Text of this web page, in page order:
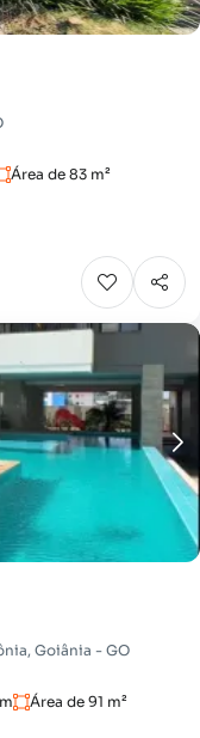
Área de 83 m²
Goiânia - GO
Área de 91 m²